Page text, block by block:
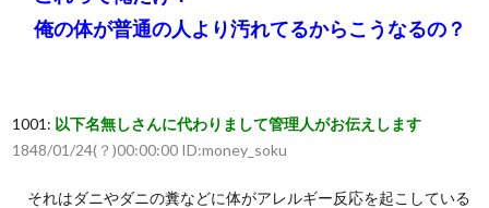
俺の体が普通の人より汚れてるからこうなるの？
1001: 以下名無しさんに代わりまして管理人がお伝えします
1848/01/24(？)00:00:00 ID:money_soku
それはダニやダニの糞などに体がアレルギー反応を起こしている